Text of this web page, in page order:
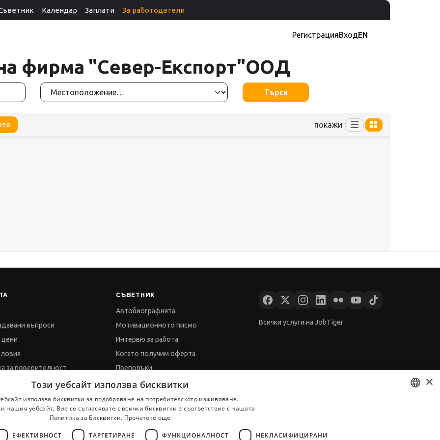
Календар Заплати За работодатели
РегистрацияВходEN
фирма "Север-Експорт"ООД
Търси
покажи
въпроси
цени
за поверителност
за бисквитките
на данни
СЪВЕТНИК
Автобиографията
Мотивационното писмо
Интервю за работа
Когато получим оферта
Препоръки
Vihra AI
За новодошли
Всички услуги на JobTiger
×
Този уебсайт използва бисквитки
използва бисквитки за подобряване на потребителското изживяване.
нашия уебсайт, Вие се съгласявате с всички бисквитки в съответствие с нашата
Политика за Бисквитки. Прочетете още
ЕФЕКТИВНОСТ ТАРГЕТИРАНЕ ФУНКЦИОНАЛНОСТ НЕКЛАСИФИЦИРАНИ